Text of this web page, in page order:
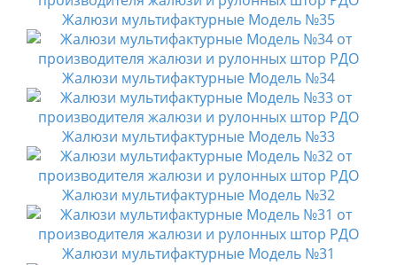
Жалюзи мультифактурные Модель №35
Жалюзи мультифактурные Модель №34
Жалюзи мультифактурные Модель №33
Жалюзи мультифактурные Модель №32
Жалюзи мультифактурные Модель №31